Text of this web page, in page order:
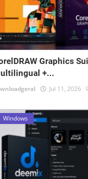
Graphics
+...
Jul 11, 2026
Windows